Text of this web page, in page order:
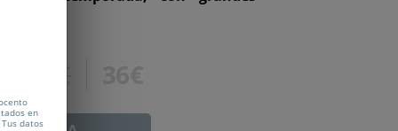
en
datos